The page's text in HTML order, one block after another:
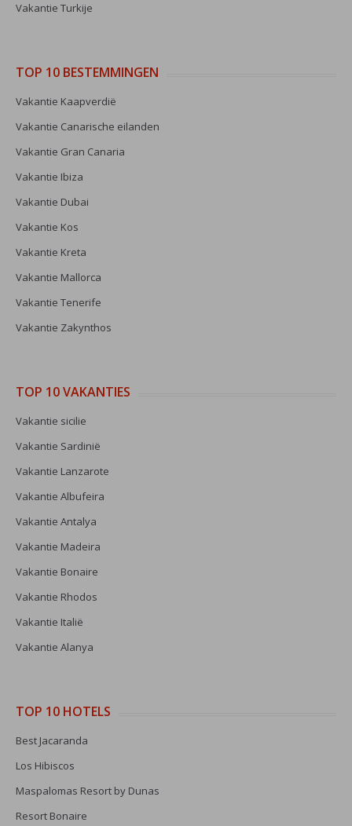
Vakantie Turkije
TOP 10 BESTEMMINGEN
Vakantie Kaapverdië
Vakantie Canarische eilanden
Vakantie Gran Canaria
Vakantie Ibiza
Vakantie Dubai
Vakantie Kos
Vakantie Kreta
Vakantie Mallorca
Vakantie Tenerife
Vakantie Zakynthos
TOP 10 VAKANTIES
Vakantie sicilie
Vakantie Sardinië
Vakantie Lanzarote
Vakantie Albufeira
Vakantie Antalya
Vakantie Madeira
Vakantie Bonaire
Vakantie Rhodos
Vakantie Italië
Vakantie Alanya
TOP 10 HOTELS
Best Jacaranda
Los Hibiscos
Maspalomas Resort by Dunas
Resort Bonaire